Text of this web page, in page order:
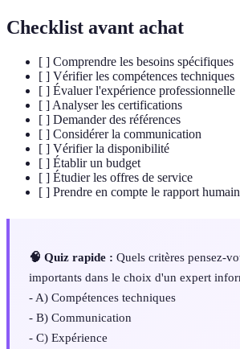
Checklist avant achat
[ ] Comprendre les besoins spécifiques
[ ] Vérifier les compétences techniques
[ ] Évaluer l'expérience professionnelle
[ ] Analyser les certifications
[ ] Demander des références
[ ] Considérer la communication
[ ] Vérifier la disponibilité
[ ] Établir un budget
[ ] Étudier les offres de service
[ ] Prendre en compte le rapport humain
🧠 Quiz rapide : Quels critères pensez-
importants dans le choix d'un expert
- A) Compétences techniques
- B) Communication
- C) Expérience